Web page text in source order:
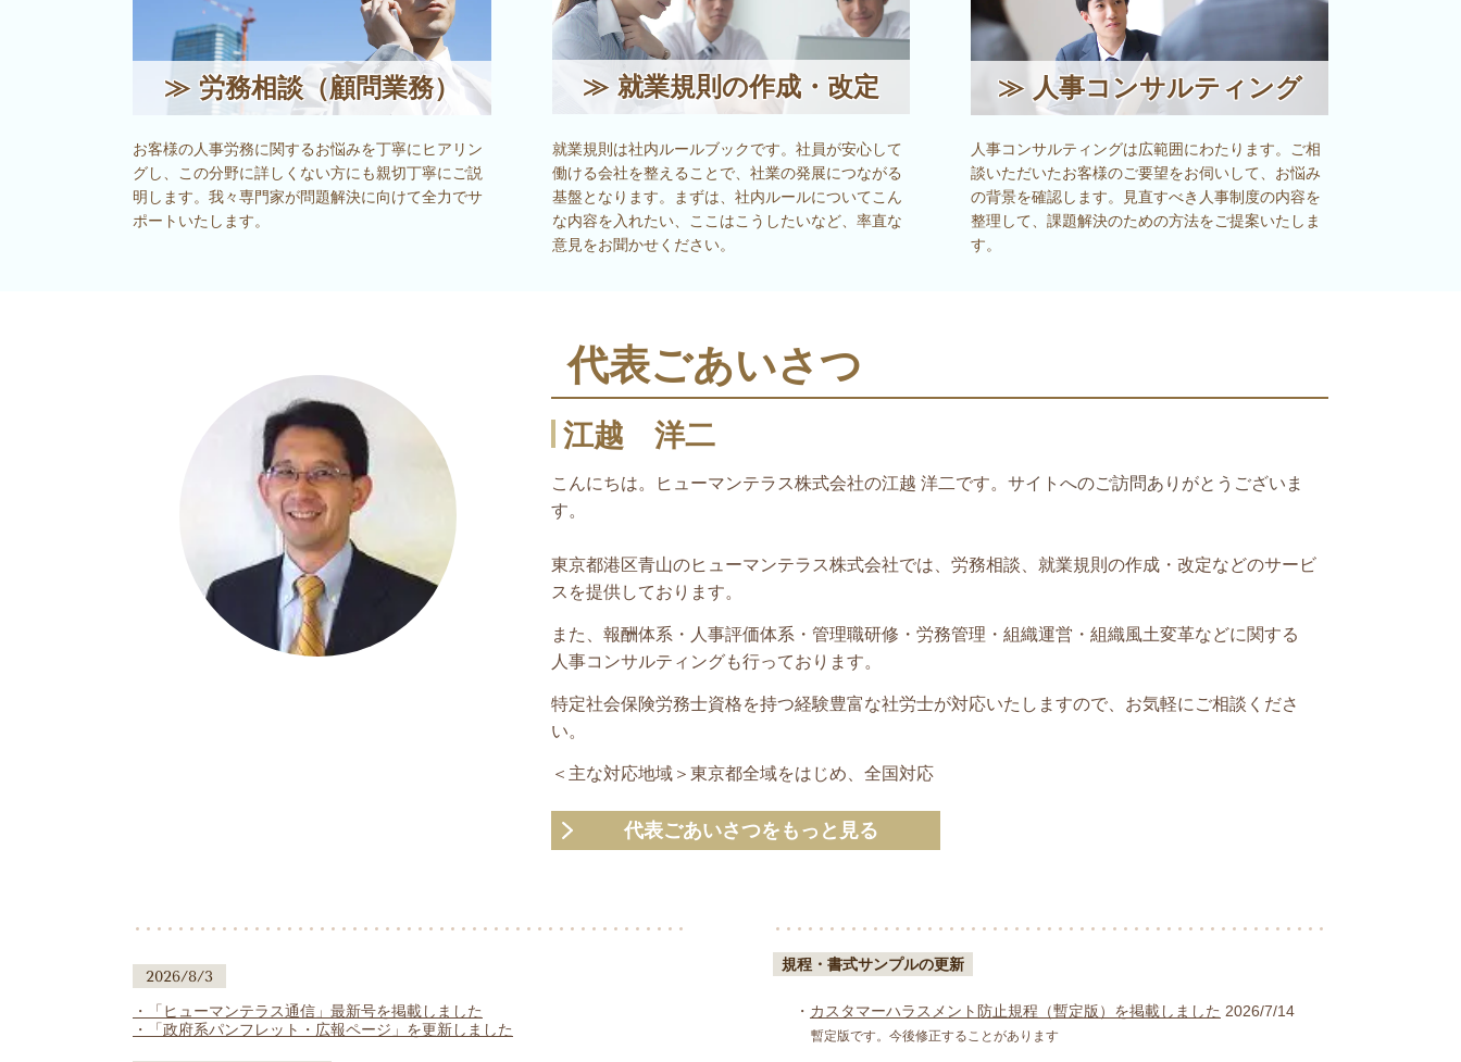
≫ 労務相談（顧問業務）
お客様の人事労務に関するお悩みを丁寧にヒアリン
グし、この分野に詳しくない方にも親切丁寧にご説
明します。我々専門家が問題解決に向けて全力でサ
ポートいたします。
≫ 就業規則の作成・改定
就業規則は社内ルールブックです。社員が安心して
働ける会社を整えることで、社業の発展につながる
基盤となります。まずは、社内ルールについてこん
な内容を入れたい、ここはこうしたいなど、率直な
意見をお聞かせください。
≫ 人事コンサルティング
人事コンサルティングは広範囲にわたります。ご相
談いただいたお客様のご要望をお伺いして、お悩み
の背景を確認します。見直すべき人事制度の内容を
整理して、課題解決のための方法をご提案いたしま
す。
代表ごあいさつ
江越 洋二
こんにちは。ヒューマンテラス株式会社の江越 洋二です。 サイトへのご訪問ありがとうございま
す。
東京都港区青山のヒューマンテラス株式会社では、労務相談、就業規則の作成・改定などのサービ
スを提供しております。
また、報酬体系・人事評価体系・管理職研修・労務管理・組織運営・ 組織風土変革などに関する
人事コンサルティングも行っております。
特定社会保険労務士資格を持つ経験豊富な社労士が対応いたしますので、お気軽にご相談くださ
い。
＜主な対応地域＞東京都全域をはじめ、全国対応
代表ごあいさつをもっと見る
2026/8/3
・「ヒューマンテラス通信」 最新号を掲載しました
・「政府系パンフレット・広報ページ」を更新しました
規程・書式サンプルの更新
・ カスタマーハラスメント防止規程（暫定版）を掲載しました 2026/7/14
暫定版です。今後修正することがあります